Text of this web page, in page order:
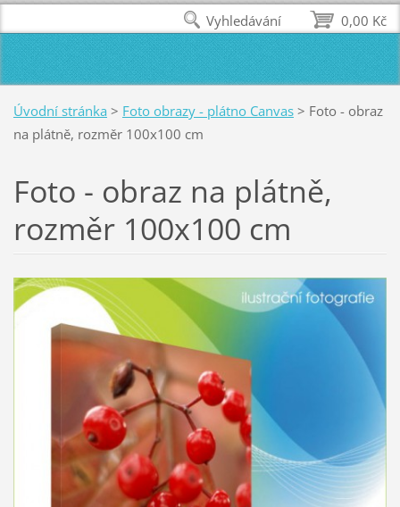
Úvodní stránka > Foto obrazy - plátno Canvas > Foto - obraz
na plátně, rozměr 100x100 cm
Foto - obraz na plátně,
rozměr 100x100 cm
0,00 Kč
Vyhledávání